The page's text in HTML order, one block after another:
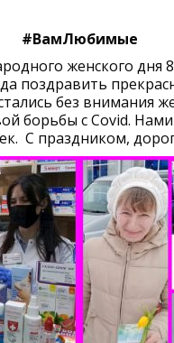
#ВамЛюбимые
женского дня
поздравить
без внимания
борьбы с Covid.
С праздником,